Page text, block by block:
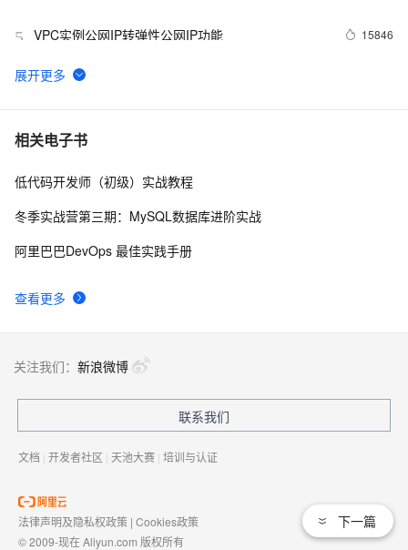
5 VPC实例公网IP转弹性公网IP功能 15846
6 【降价信息】弹性计算好“任性”，ECS又降价了~
7 省钱小贴士（ECS）：教你如何每年省出8w+ 块
8 ECS 新版移动端购买发布啦！！！
的备份与还原
相关电子书
查看更多
低代码开发师（初级）实战教程
冬季实战营第三期：MySQL数据库进阶实战
阿里巴巴DevOps 最佳实践手册
下一篇
关注我们： 新浪微博
联系我们
文档 | 开发者社区 | 天池大赛 | 培训与认证
法律声明及隐私权政策 | Cookies政策
© 2009-现在 Aliyun.com 版权所有